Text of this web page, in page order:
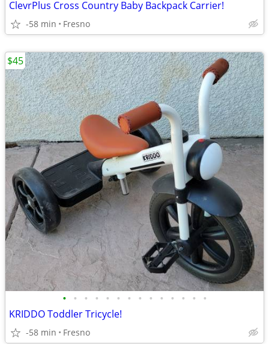
ClevrPlus Cross Country Baby Backpack Carrier!
-58 min Fresno
• • • • • • • • • • • • • •
KRIDDO Toddler Tricycle!
-58 min Fresno
$45